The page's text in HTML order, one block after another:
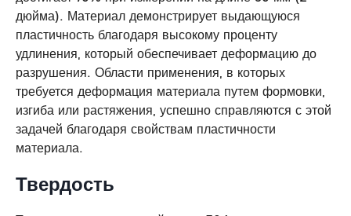
дюйма). Материал демонстрирует выдающуюся
пластичность благодаря высокому проценту
удлинения, который обеспечивает деформацию до
разрушения. Области применения, в которых
требуется деформация материала путем формовки,
изгиба или растяжения, успешно справляются с этой
задачей благодаря свойствам пластичности
материала.
Твердость